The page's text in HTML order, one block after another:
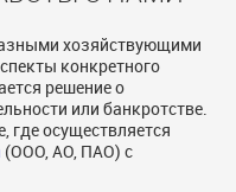
хозяйствующими
конкретного
решение о
или банкротстве.
где осуществляется
(ООО, АО, ПАО) с